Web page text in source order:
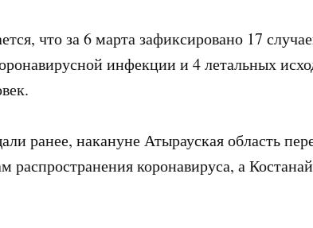
что за 6 марта зафиксировано 17
инфекции и 4 летальных
ранее, накануне Атырауская область
распространения коронавируса, а